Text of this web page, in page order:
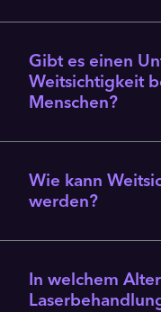
Gibt es einen
Weitsichtigkeit
Menschen?
Wie kann
werden?
In welchem